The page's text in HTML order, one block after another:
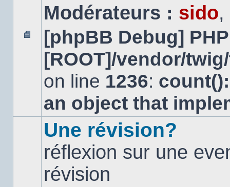
Aucun
message
non
Modérateurs : sido,
[phpBB Debug]
[ROOT]/vendor/
on line 1236:
an object that
Une révision?
réflexion sur une
révision